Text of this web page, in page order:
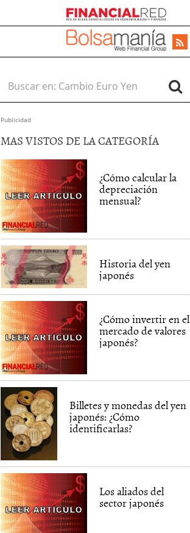
Buscar en:
Publicidad
MAS VISTOS DE LA CATEGORÍA
¿Cómo calcular la
depreciación
mensual?
Historia del yen
japonés
¿Cómo invertir en el
mercado de valores
japonés?
Billetes y monedas del yen
japonés: ¿Cómo
identificarlas?
Los aliados del
sector japonés